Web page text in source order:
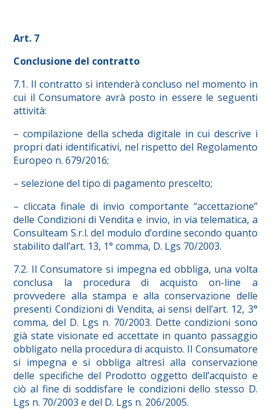
Art. 7
Conclusione del contratto
7.1. Il contratto si intenderà concluso nel momento in
cui il Consumatore avrà posto in essere le seguenti
attività:
– compilazione della scheda digitale in cui descrive i
propri dati identificativi, nel rispetto del Regolamento
Europeo n. 679/2016;
– selezione del tipo di pagamento prescelto;
– cliccata finale di invio comportante “accettazione”
delle Condizioni di Vendita e invio, in via telematica, a
Consulteam S.r.l. del modulo d’ordine secondo quanto
stabilito dall’art. 13, 1° comma, D. Lgs 70/2003.
7.2. Il Consumatore si impegna ed obbliga, una volta
conclusa la procedura di acquisto on-line a
provvedere alla stampa e alla conservazione delle
presenti Condizioni di Vendita, ai sensi dell’art. 12, 3°
comma, del D. Lgs n. 70/2003. Dette condizioni sono
già state visionate ed accettate in quanto passaggio
obbligato nella procedura di acquisto. Il Consumatore
si impegna e si obbliga altresì alla conservazione
delle specifiche del Prodotto oggetto dell’acquisto e
ciò al fine di soddisfare le condizioni dello stesso D.
Lgs n. 70/2003 e del D. Lgs n. 206/2005.